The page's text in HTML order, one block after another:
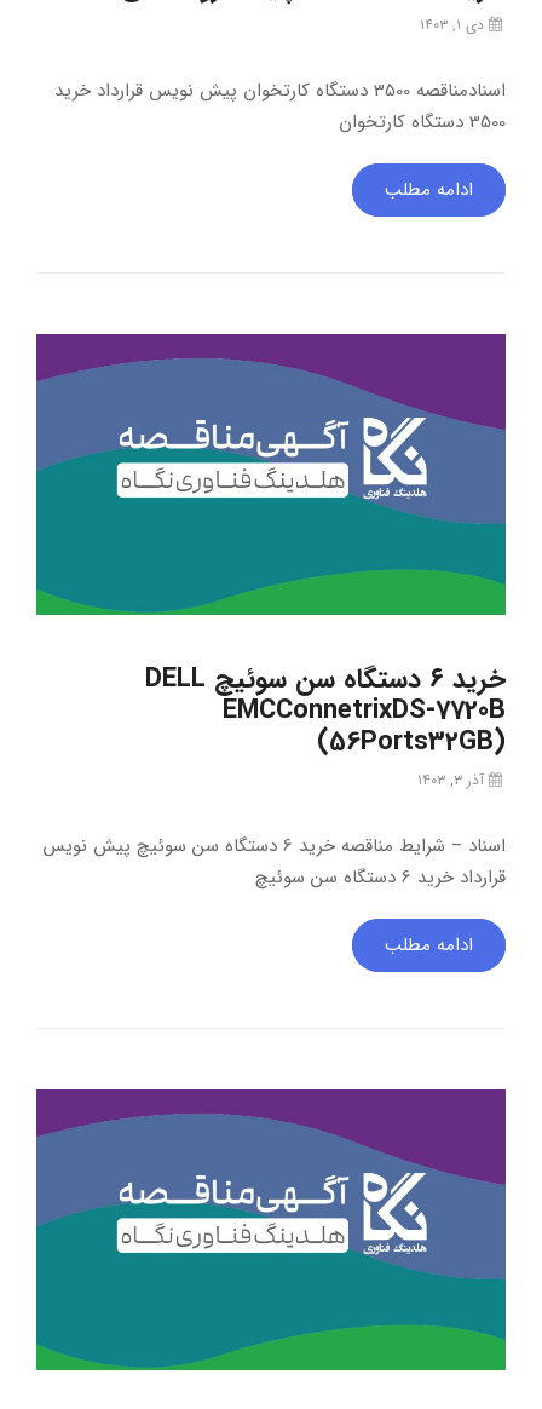
دی ۱, ۱۴۰۳
اسنادمناقصه 3500 دستگاه کارتخوان پیش نویس قرارداد خرید
3500 دستگاه کارتخوان
ادامه مطلب
خرید ۶ دستگاه سن سوئیچ DELL
EMCConnetrixDS-7720B
(56Ports32GB)
آذر ۳, ۱۴۰۳
اسناد – شرایط مناقصه خرید 6 دستگاه سن سوئیچ پیش نویس
قرارداد خرید 6 دستگاه سن سوئیچ
ادامه مطلب